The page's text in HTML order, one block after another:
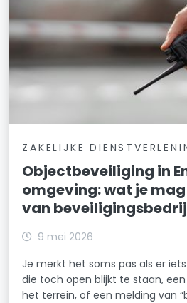
ZAKELIJKE
Objectbeveiliging in
omgeving: wat je
van
9 mei 2026
Je merkt het soms pas als er
die toch open blijkt te staan,
het terrein, of een melding van